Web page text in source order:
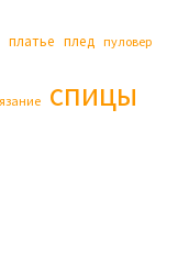
платье плед пуловер
спицы